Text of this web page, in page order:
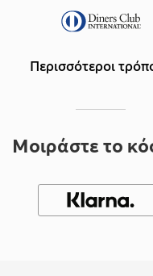
Περισσότεροι
Μοιράστε το